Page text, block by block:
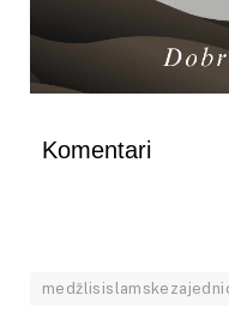
Komentari